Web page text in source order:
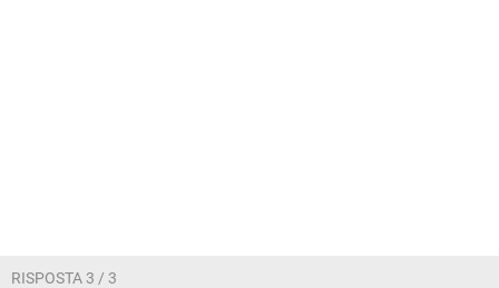
RISPOSTA 3 / 3